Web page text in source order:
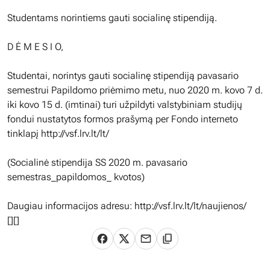
Studentams norintiems gauti socialinę stipendiją.
D Ė M E S I O,
Studentai, norintys gauti socialinę stipendiją pavasario
semestrui Papildomo priėmimo metu, nuo 2020 m. kovo 7 d.
iki kovo 15 d. (imtinai) turi užpildyti valstybiniam studijų
fondui nustatytos formos prašymą per Fondo interneto
tinklapį http://vsf.lrv.lt/lt/
(Socialinė stipendija SS 2020 m. pavasario
semestras_papildomos_ kvotos)
Daugiau informacijos adresu: http://vsf.lrv.lt/lt/naujienos/
[][]